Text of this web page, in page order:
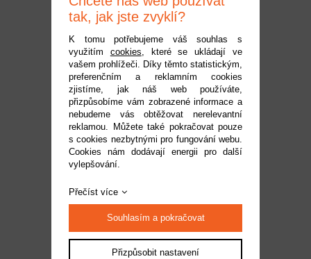
Pro-Line kolo 5.7", pneu
Masher X HP Belted, disk
Raid H24 černý (2)
Dostupnost:
do 2 pracovních dnů
Kód:PRO1017611
3 039 Kč
tak, jak jste zvyklí?
K tomu potřebujeme váš souhlas s
využitím cookies, které se ukládají ve
vašem prohlížeči. Díky těmto statistickým,
preferenčním a reklamním cookies
zjistíme, jak náš web používáte,
přizpůsobíme vám zobrazené informace a
nebudeme vás obtěžovat nerelevantní
reklamou. Můžete také pokračovat pouze
s cookies nezbytnými pro fungování webu.
Cookies nám dodávají energii pro další
vylepšování.
Přečíst více
Souhlasím a pokračovat
Přizpůsobit nastavení